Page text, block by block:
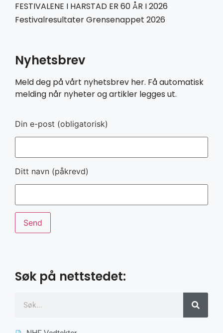
FESTIVALENE I HARSTAD ER 60 ÅR I 2026
Festivalresultater Grensenappet 2026
Nyhetsbrev
Meld deg på vårt nyhetsbrev her. Få automatisk
melding når nyheter og artikler legges ut.
Din e-post (obligatorisk)
Ditt navn (påkrevd)
Søk på nettstedet: